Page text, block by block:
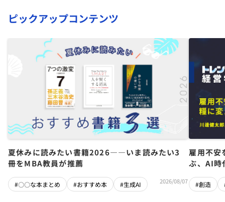
ピックアップコンテンツ
夏休みに読みたい書籍2026――いま読みたい3
冊をMBA教員が推薦
#〇〇な本まとめ #おすすめ本 #生成AI 2026/08/07
雇用不
ぶ、AI時
#創造